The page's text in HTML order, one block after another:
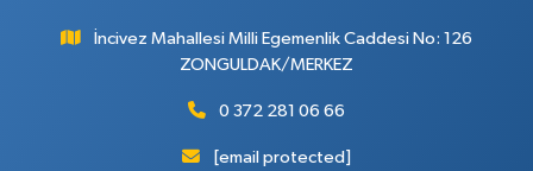
İncivez Mahallesi Milli Egemenlik Caddesi No: 126
ZONGULDAK/MERKEZ
0 372 281 06 66
[email protected]